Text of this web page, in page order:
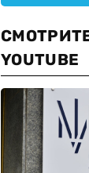
YOUTUBE